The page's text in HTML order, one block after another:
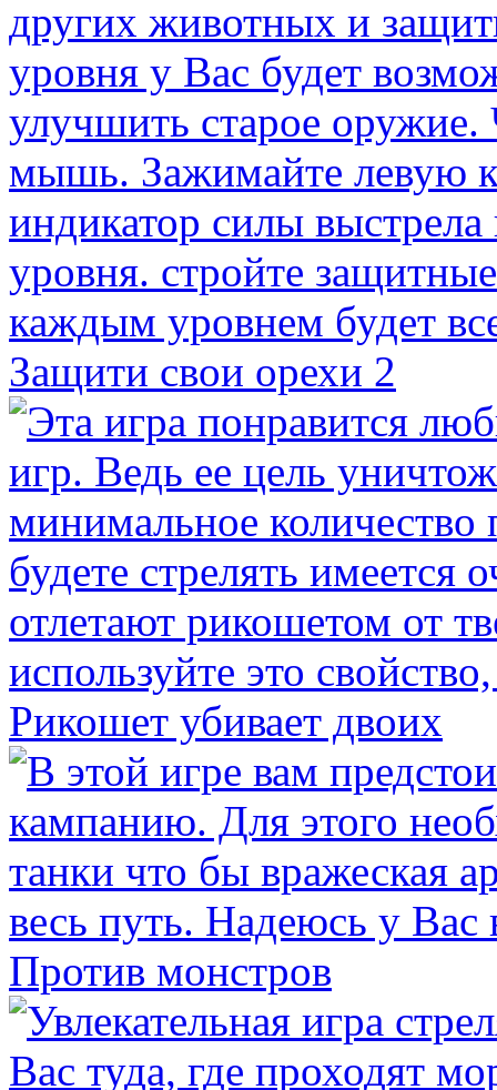
Защити свои орехи 2
Рикошет убивает двоих
Против монстров